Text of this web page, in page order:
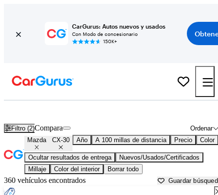
CarGurus: Autos nuevos y usados
Con Modo de concesionario
150K+
Filtro (2) Ordenar
Compara
Mazda CX-30 Año A 100 millas de distancia Precio Color
Ocultar resultados de entrega
Nuevos/Usados/Certificados
Millaje
Color del interior Borrar todo
360 vehículos encontrados Guardar